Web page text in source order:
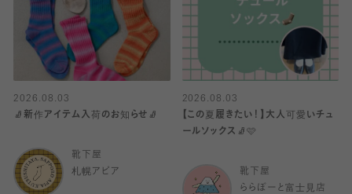
2026.08.03
🧦新作アイテム入荷のお知らせ🧦
靴下屋
札幌アピア
2026.08.03
【この夏履きたい！】大人可愛いチュ
ールソックス🧦🩷
靴下屋
ららぽーと富士見店